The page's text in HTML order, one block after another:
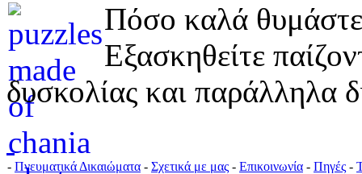
Πόσο καλά
Εξασκηθείτε
δυσκολίας και παράλληλα
- Πνευματικά Δικαιώματα - Σχετικά με μας - Επικοινωνία - Πηγές -